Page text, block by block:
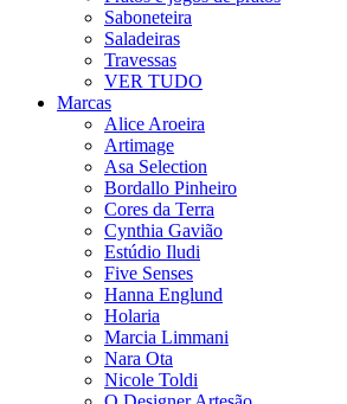
Saboneteira
Saladeiras
Travessas
VER TUDO
Marcas
Alice Aroeira
Artimage
Asa Selection
Bordallo Pinheiro
Cores da Terra
Cynthia Gavião
Estúdio Iludi
Five Senses
Hanna Englund
Holaria
Marcia Limmani
Nara Ota
Nicole Toldi